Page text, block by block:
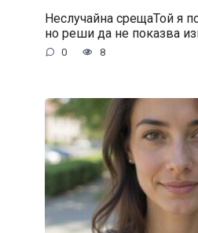
Неслучайна срещаТой я
но реши да не показва
0 8